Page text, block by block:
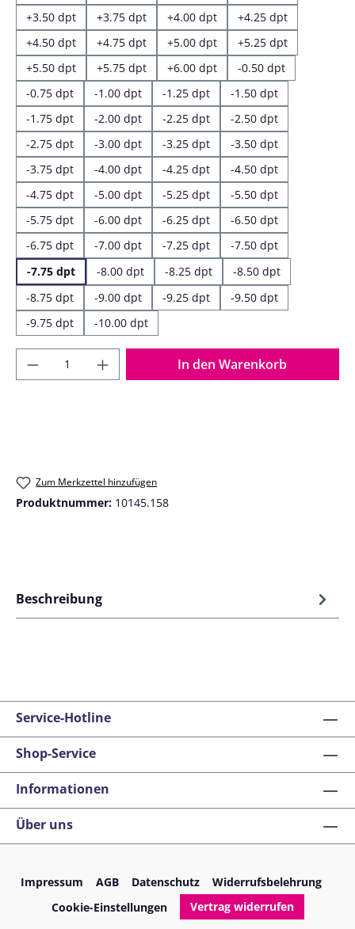
+3.50 dpt
+3.75 dpt +4.00 dpt
+4.25 dpt
+4.50 dpt
+4.75 dpt +5.00 dpt
+5.25 dpt
+5.50 dpt
+5.75 dpt +6.00 dpt
-0.50 dpt
-0.75 dpt
-1.00 dpt -1.25 dpt
-1.50 dpt
-1.75 dpt
-2.00 dpt -2.25 dpt
-2.50 dpt
-2.75 dpt
-3.00 dpt -3.25 dpt
-3.50 dpt
-3.75 dpt
-4.00 dpt -4.25 dpt
-4.50 dpt
-4.75 dpt
-5.00 dpt -5.25 dpt
-5.50 dpt
-5.75 dpt
-6.00 dpt -6.25 dpt
-6.50 dpt
-6.75 dpt
-7.00 dpt -7.25 dpt
-7.50 dpt
-7.75 dpt
-8.00 dpt -8.25 dpt
-8.50 dpt
-8.75 dpt
-9.00 dpt -9.25 dpt
-9.50 dpt
-9.75 dpt
-10.00 dpt
Produkt Anzahl: Gib den gewünschten
In den Warenkorb
Zum Merkzettel hinzufügen
Produktnummer: 10145.158
Beschreibung
Service-Hotline
Shop-Service
Informationen
Über uns
Impressum AGB Datenschutz
Widerrufsbelehrung
Cookie-Einstellungen
Vertrag widerrufen